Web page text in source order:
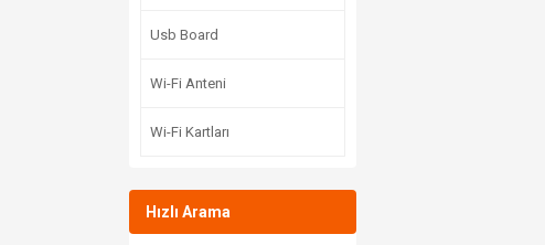
Usb Board
Wi-Fi Anteni
Wi-Fi Kartları
Hızlı Arama